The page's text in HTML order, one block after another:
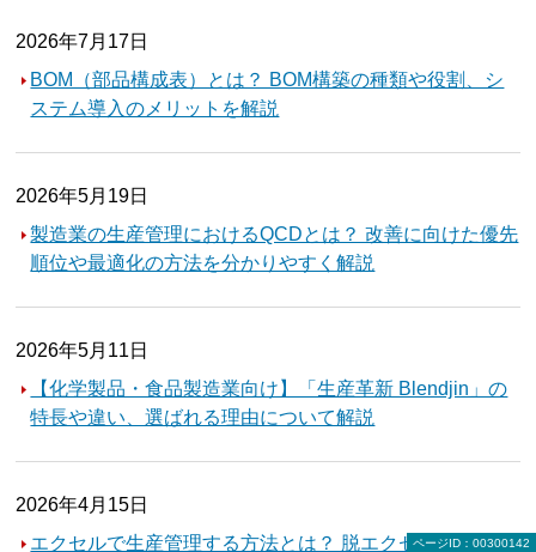
2026年7月17日
BOM（部品構成表）とは？ BOM構築の種類や役割、シ
ステム導入のメリットを解説
2026年5月19日
製造業の生産管理におけるQCDとは？ 改善に向けた優先
順位や最適化の方法を分かりやすく解説
2026年5月11日
【化学製品・食品製造業向け】「生産革新 Blendjin」の
特長や違い、選ばれる理由について解説
2026年4月15日
エクセルで生産管理する方法とは？ 脱エクセルで見えて
ページID：00300142